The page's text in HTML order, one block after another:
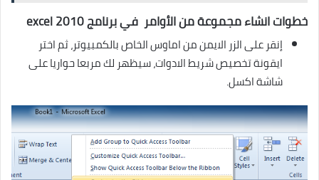
خطوات انشاء مجموعة من الأوامر في برنامج excel 2010
إنقر على الزر الايمن من اماوس الخاص بالكمبيوتر، ثم اختر
ايقونة تخصيص شريط الادوات، سيظهر لك مربعا حواريا على
شاشة اكسل.